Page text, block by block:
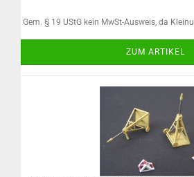
Gem. § 19 UStG kein MwSt-Ausweis, da
ZUM ARTIKEL